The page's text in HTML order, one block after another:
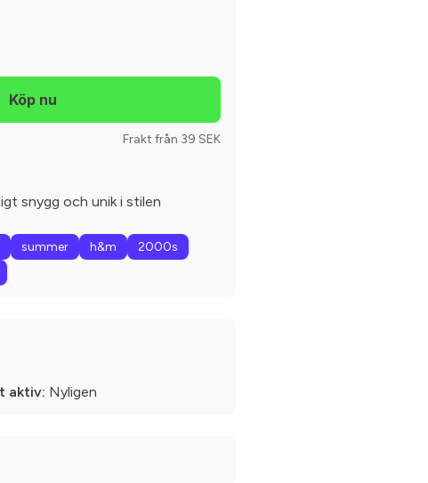
Frakt från 39 SEK
snygg och unik i stilen
summer h&m
2000s
aktiv: Nyligen